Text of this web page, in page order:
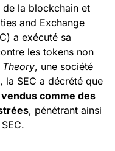
la blockchain et
and Exchange
a exécuté sa
les tokens non
, une société
la SEC a décrété que
comme des
, pénétrant ainsi